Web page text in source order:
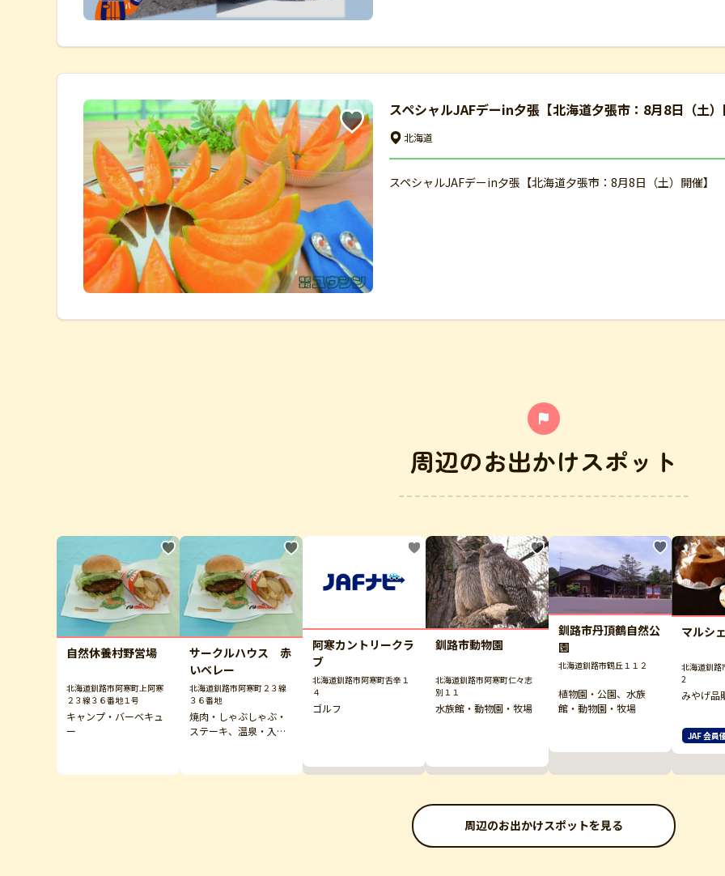
スペシャルJAFデーin夕張【北海道夕張市：8月8日（土
北海道
スペシャルJAFデーin夕張【北海道夕張市：8月8日（土）開催】
周辺のお出かけスポット
自然休養村野営場
北海道釧路市阿寒町上阿寒
２３線３６番地１号
キャンプ・バーベキュ
ー
サークルハウス 赤
いベレー
北海道釧路市阿寒町２３線
３６番地
焼肉・しゃぶしゃぶ・
ステーキ、温泉・入浴
阿寒カントリークラ
ブ
北海道釧路市阿寒町舌辛１
４
ゴルフ
釧路市動物園
北海道釧路市阿寒町仁々志
別１１
水族館・動物園・牧場
釧路市丹頂鶴自然公
園
北海道釧路市鶴丘１１２
植物園・公園、水族
館・動物園・牧場
マルシ
北海道釧
2
みやげ品
JAF 会員
周辺のお出かけスポットを見る